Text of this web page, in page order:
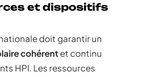
et dispositifs
doit garantir un
cohérentet continu
HPI. Les ressources